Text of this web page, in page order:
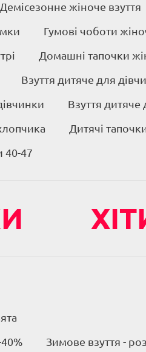
Демісезонне жіноче взуття
Гумові чоботи
Домашні тапочки
Взуття дитяче для
Взуття дитяче
Дитячі
40-47
40%
Зимове взуття -